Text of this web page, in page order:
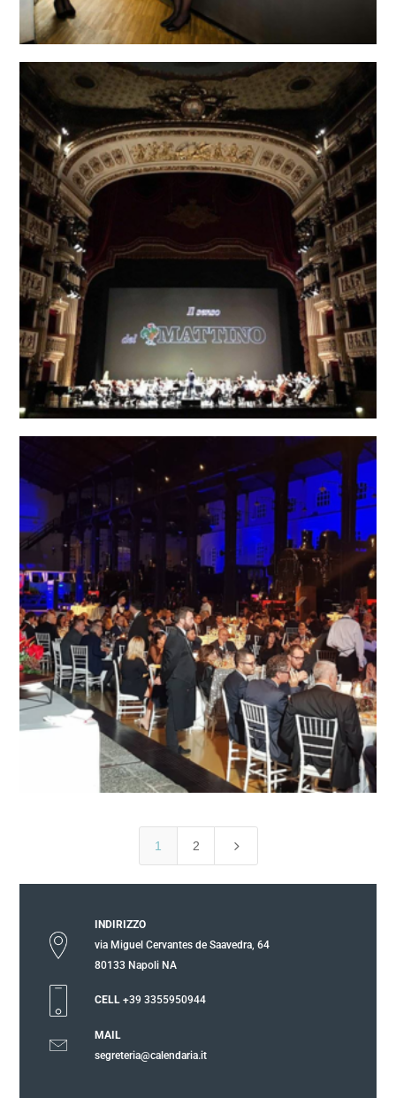
1 2 5
INDIRIZZO
via Miguel Cervantes de Saavedra, 64
80133 Napoli NA
CELL+39 3355950944
MAIL
segreteria@calendaria.it